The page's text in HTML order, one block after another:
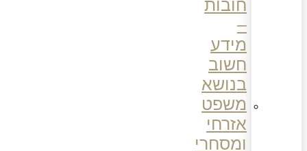
חובות
מידע
חשוב
בנושא
משפט
אזרחי
ומסחרי